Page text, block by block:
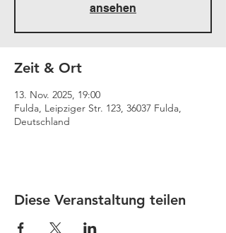
ansehen
Zeit & Ort
13. Nov. 2025, 19:00
Fulda, Leipziger Str. 123, 36037 Fulda,
Deutschland
Diese Veranstaltung teilen